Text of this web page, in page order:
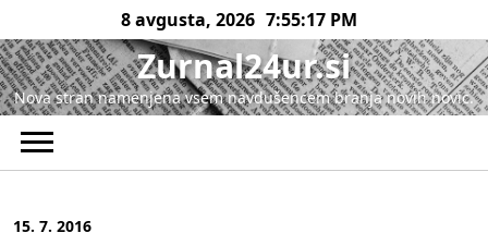
to
content
8 avgusta, 2026 7:55:17 PM
Zurnal24ur.si
Nova stran namenjena vsem navdušencem branja novih novic.
15. 7. 2016